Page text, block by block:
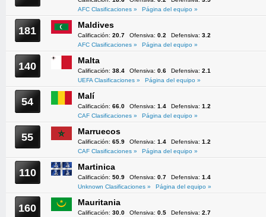
AFC Clasificaciones »
Página del equipo »
181 Maldives
Calificación: 20.7 Ofensiva: 0.2 Defensiva: 3.2
AFC Clasificaciones »
Página del equipo »
140 Malta
Calificación: 38.4 Ofensiva: 0.6 Defensiva: 2.1
UEFA Clasificaciones »
Página del equipo »
54 Malí
Calificación: 66.0 Ofensiva: 1.4 Defensiva: 1.2
CAF Clasificaciones »
Página del equipo »
55 Marruecos
Calificación: 65.9 Ofensiva: 1.4 Defensiva: 1.2
CAF Clasificaciones »
Página del equipo »
110 Martinica
Calificación: 50.9 Ofensiva: 0.7 Defensiva: 1.4
Unknown Clasificaciones »
Página del equipo »
160 Mauritania
Calificación: 30.0 Ofensiva: 0.5 Defensiva: 2.7